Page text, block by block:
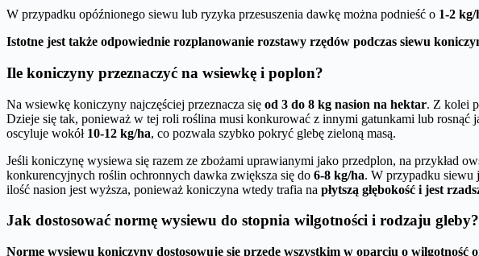
W przypadku opóźnionego siewu lub ryzyka przesuszenia dawkę można podnieść o 1-2 kg/
Istotne jest także odpowiednie rozplanowanie rozstawy rzędów podczas siewu
Ile koniczyny przeznaczyć na wsiewkę i poplon?
Na wsiewkę koniczyny najczęściej przeznacza się od 3 do 8 kg nasion na hektar. Z kolei
Dzieje się tak, ponieważ w tej roli roślina musi konkurować z innymi gatunkami lub
oscyluje wokół 10-12 kg/ha, co pozwala szybko pokryć glebę zieloną masą.
Jeśli koniczynę wysiewa się razem ze zbożami uprawianymi jako przedplon, na przykład
konkurencyjnych roślin ochronnych dawka zwiększa się do 6-8 kg/ha. W przypadku siewu
ilość nasion jest wyższa, ponieważ koniczyna wtedy trafia na płytszą głębokość i jest
Jak dostosować normę wysiewu do stopnia wilgotności i rodzaju gleby?
Normę wysiewu koniczyny dostosowuje się przede wszystkim w oparciu o wilgotność